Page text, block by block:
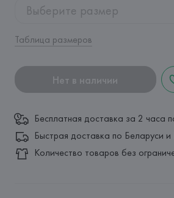
Выберите размер
Таблица размеров
Нет в наличии
Бесплатная доставка за 2 часа
Быстрая доставка по Беларуси и
Количество товаров без